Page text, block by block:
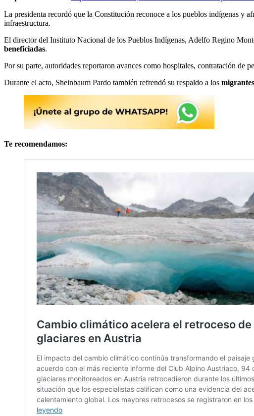
La presidenta recordó que la Constitución reconoce a los pueblos indígenas y
infraestructura.
El director del Instituto Nacional de los Pueblos Indígenas, Adelfo Regino
beneficiadas.
Por su parte, autoridades reportaron avances como hospitales, contratación de
Durante el acto, Sheinbaum Pardo también refrendó su respaldo a los
Te recomendamos: